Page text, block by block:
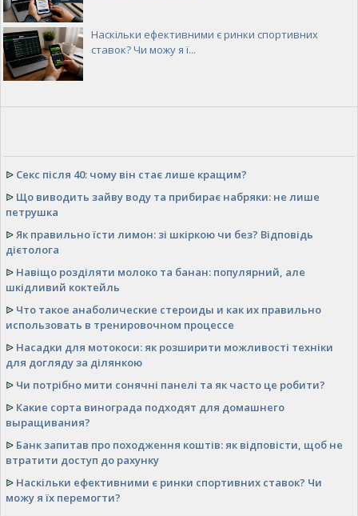
Наскільки ефективними є ринки спортивних
ставок? Чи можу я ї...
ᐉ Секс після 40: чому він стає лише кращим?
ᐉ Що виводить зайву воду та прибирає набряки: не лише
петрушка
ᐉЯк правильно їсти лимон: зі шкіркою чи без? Відповідь
дієтолога
ᐉ Навіщо розділяти молоко та банан: популярний, але
шкідливий коктейль
ᐉ Что такое анаболические стероиды и как их правильно
использовать в тренировочном процессе
ᐉ Насадки для мотокоси: як розширити можливості техніки
для догляду за ділянкою
ᐉ Чи потрібно мити сонячні панелі та як часто це робити?
ᐉ Какие сорта винограда подходят для домашнего
выращивания?
ᐉ Банк запитав про походження коштів: як відповісти, щоб не
втратити доступ до рахунку
ᐉ Наскільки ефективними є ринки спортивних ставок? Чи
можу я їх перемогти?